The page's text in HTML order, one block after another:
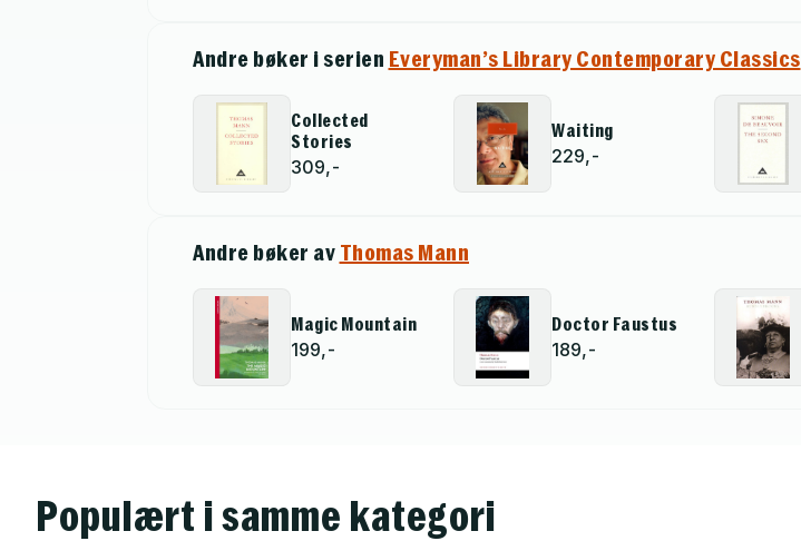
Andre bøker i serien Everyman’s Library Contemporary Classics
Collected
Stories
309,-
Waiting
229,-
Andre bøker av Thomas Mann
Magic Mountain
199,-
Doctor Faustus
189,-
Populært i samme kategori